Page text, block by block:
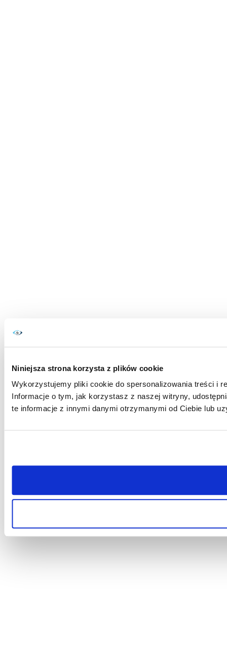
Niniejsza strona korzysta z plików cookie
Wykorzystujemy pliki cookie do spersonalizowania treści i
Informacje o tym, jak korzystasz z naszej witryny,
te informacje z innymi danymi otrzymanymi od Ciebie lub